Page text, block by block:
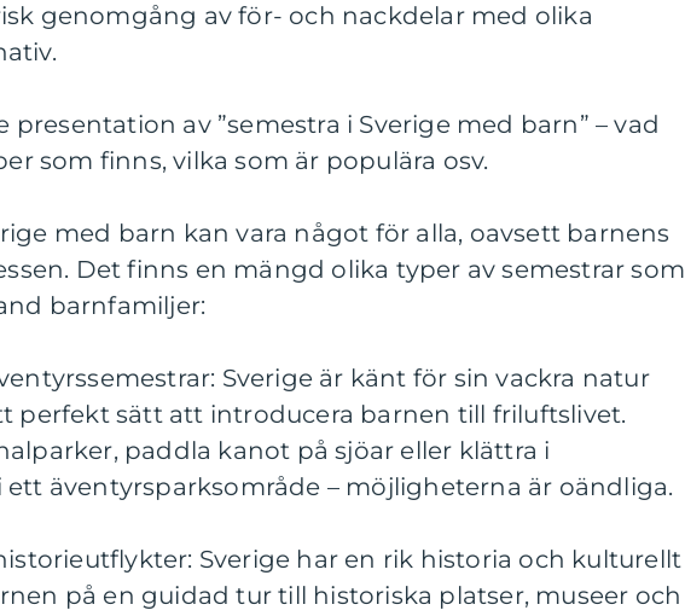
genomgång av för- och nackdelar med olika
presentation av ”semestra i Sverige med barn” – vad
som finns, vilka som är populära osv.
med barn kan vara något för alla, oavsett barnens
Det finns en mängd olika typer av semestrar som
barnfamiljer:
Sverige är känt för sin vackra natur
perfekt sätt att introducera barnen till friluftslivet.
paddla kanot på sjöar eller klättra i
äventyrsparksområde – möjligheterna är oändliga.
Sverige har en rik historia och kulturellt
på en guidad tur till historiska platser, museer och